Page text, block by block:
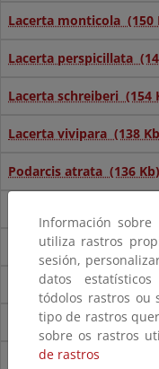
Lacerta monticola (150
Lacerta perspicillata
Lacerta schreiberi (154
Lacerta vivipara (138
Podarcis atrata (136 Kb)
Podarcis carbonelli
Podarcis hispanica (159
Podarcis lilfordi (143
Podarcis muralis (182
Información
utiliza rastros
sesión,
datos
tódolos rastros ou
tipo de rastros
sobre os rastros
de rastros